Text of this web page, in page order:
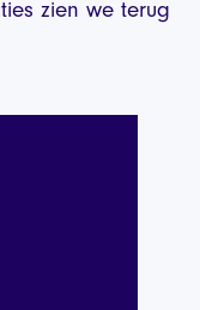
zien we terug